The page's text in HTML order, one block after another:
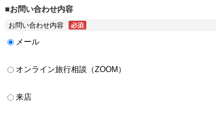
■お問い合わせ内容
お問い合わせ内容
メール
オンライン旅行相談（ZOOM）
来店